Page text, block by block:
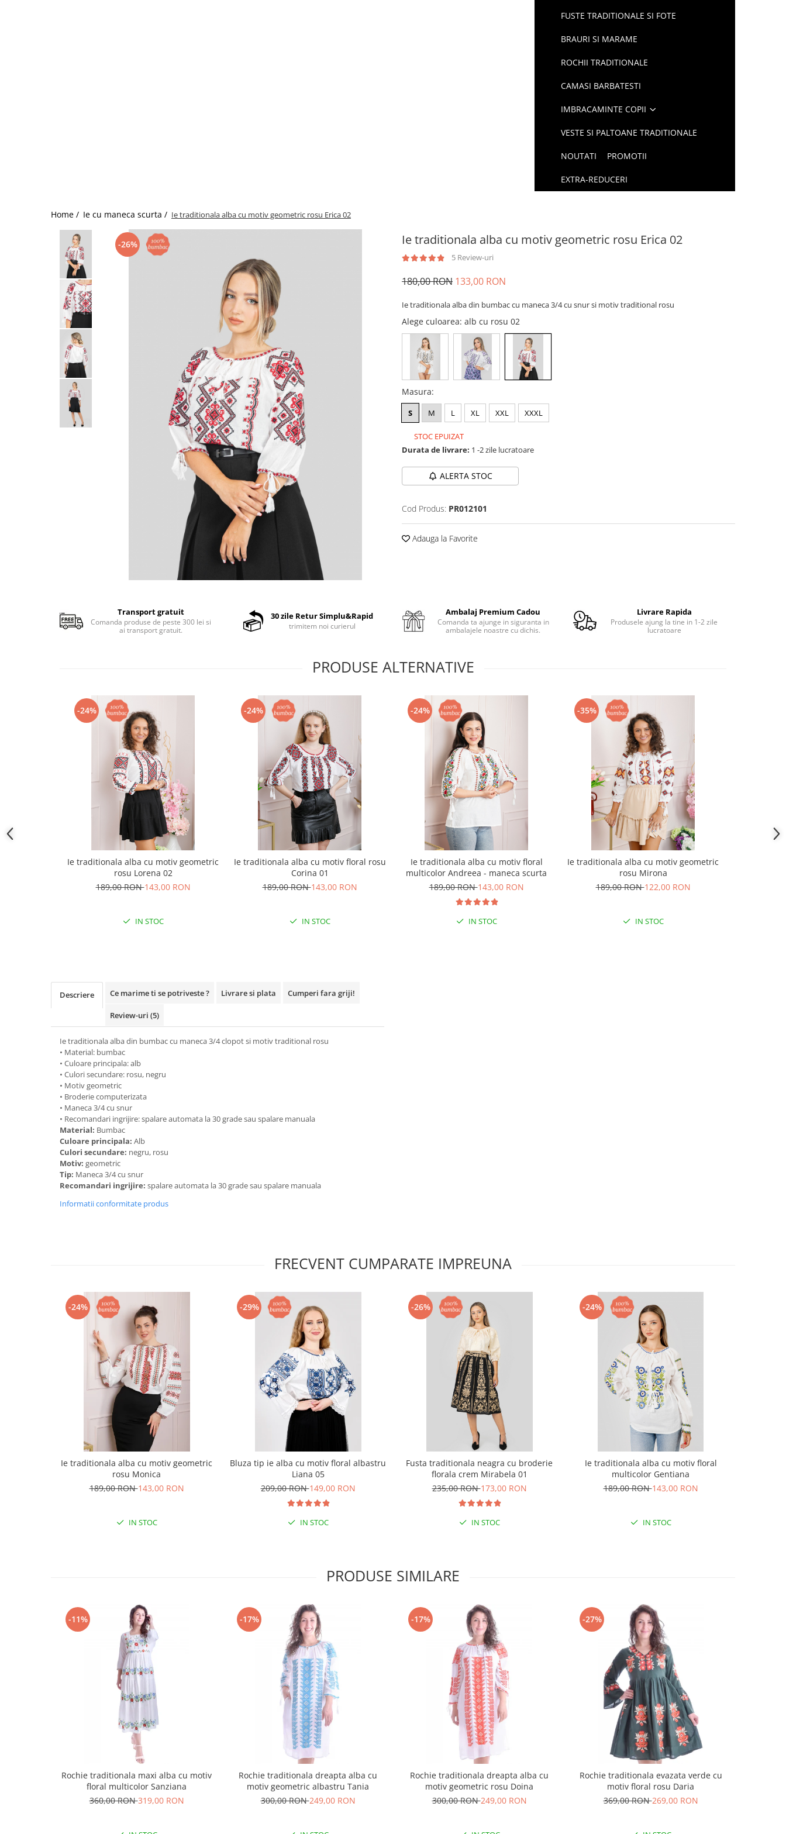
FUSTE TRADITIONALE SI FOTE
BRAURI SI MARAME
ROCHII TRADITIONALE
CAMASI BARBATESTI
IMBRACAMINTE COPII
VESTE SI PALTOANE TRADITIONALE
NOUTATI PROMOTII
EXTRA-REDUCERI
Home / Ie cu maneca scurta / Ie traditionala alba cu motiv geometric rosu Erica 02
Ie traditionala alba cu motiv geometric rosu Erica 02
5 Review-uri
-26%
180,00 RON 133,00 RON
Ie traditionala alba din bumbac cu maneca 3/4 cu snur si motiv traditional rosu
Alege culoarea: alb cu rosu 02
Masura:
S M L XL XXL XXXL
STOC EPUIZAT
Durata de livrare: 1 -2 zile lucratoare
ALERTA STOC
Cod Produs: PR012101
Adauga la Favorite
Transport gratuit
Comanda produse de peste 300 lei si
ai transport gratuit.
30 zile Retur Simplu&Rapid
trimitem noi curierul
Ambalaj Premium Cadou
Comanda ta ajunge in siguranta in
ambalajele noastre cu dichis.
Livrare Rapida
Produsele ajung la tine in 1-2 zile
lucratoare
PRODUSE ALTERNATIVE
-24%
Ie traditionala alba cu motiv geometric
rosu Lorena 02
189,00 RON143,00 RON
IN STOC
-24%
Ie traditionala alba cu motiv floral rosu
Corina 01
189,00 RON143,00 RON
IN STOC
-24%
Ie traditionala alba cu motiv floral
multicolor Andreea - maneca scurta
189,00 RON143,00 RON
IN STOC
-35%
Ie traditionala alba cu motiv geometric
rosu Mirona
189,00 RON122,00 RON
IN STOC
Descriere Ce marime ti se potriveste ? Livrare si plata Cumperi fara griji!
Review-uri (5)
Ie traditionala alba din bumbac cu maneca 3/4 clopot si motiv traditional rosu
• Material: bumbac
• Culoare principala: alb
• Culori secundare: rosu, negru
• Motiv geometric
• Broderie computerizata
• Maneca 3/4 cu snur
• Recomandari ingrijire: spalare automata la 30 grade sau spalare manuala
Material: Bumbac
Culoare principala: Alb
Culori secundare: negru, rosu
Motiv: geometric
Tip: Maneca 3/4 cu snur
Recomandari ingrijire: spalare automata la 30 grade sau spalare manuala
Informatii conformitate produs
FRECVENT CUMPARATE IMPREUNA
-24%
Ie traditionala alba cu motiv geometric
rosu Monica
189,00 RON143,00 RON
IN STOC
-29%
Bluza tip ie alba cu motiv floral albastru
Liana 05
209,00 RON149,00 RON
IN STOC
-26%
Fusta traditionala neagra cu broderie
florala crem Mirabela 01
235,00 RON173,00 RON
IN STOC
-24%
Ie traditionala alba cu motiv floral
multicolor Gentiana
189,00 RON143,00 RON
IN STOC
PRODUSE SIMILARE
-11%
Rochie traditionala maxi alba cu motiv
floral multicolor Sanziana
360,00 RON319,00 RON
-17%
Rochie traditionala dreapta alba cu
motiv geometric albastru Tania
300,00 RON249,00 RON
-17%
Rochie traditionala dreapta alba cu
motiv geometric rosu Doina
300,00 RON249,00 RON
-27%
Rochie traditionala evazata verde cu
motiv floral rosu Daria
369,00 RON269,00 RON